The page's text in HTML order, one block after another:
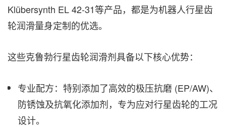
Klübersynth EL 42-31等产品，都是为机器人行星齿
轮润滑量身定制的优选。
这些克鲁勃行星齿轮润滑剂具备以下核心优势：
专业配方：特别添加了高效的极压抗磨 (EP/AW)、
防锈蚀及抗氧化添加剂，专为应对行星齿轮的工况
设计。